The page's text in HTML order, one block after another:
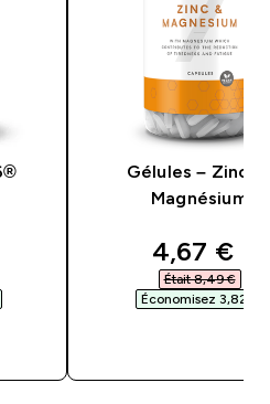
price
Gélules – Zinc
Magnésium
4,67 €‎
Était 8,49 €‎
Économisez 3,82 €‎